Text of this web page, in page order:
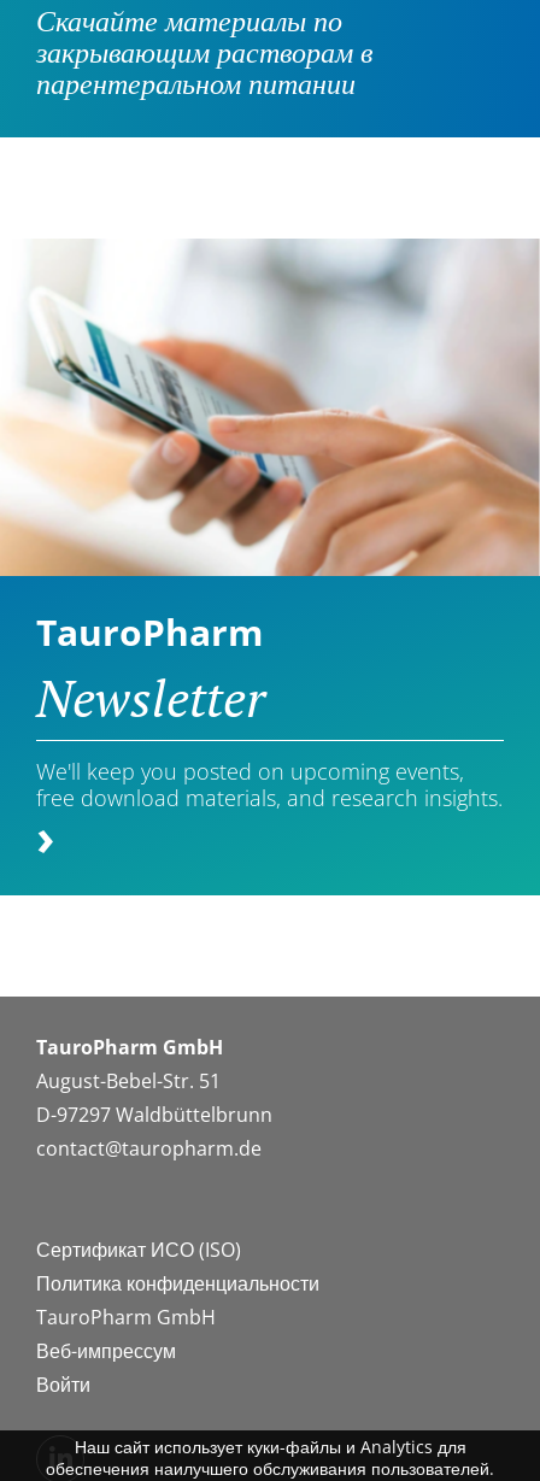
Скачайте материалы по
закрывающим растворам в
парентеральном питании
TauroPharm
Newsletter
We'll keep you posted on upcoming events,
free download materials, and research insights.
TauroPharm GmbH
August-Bebel-Str. 51
D-97297 Waldbüttelbrunn
contact@tauropharm.de
Сертификат ИСО (ISO)
Политика конфиденциальности
TauroPharm GmbH
Веб-импрессум
Войти
Наш сайт использует куки-файлы и Analytics для
обеспечения наилучшего обслуживания пользователей.